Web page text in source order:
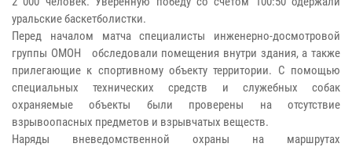
уральские баскетболистки.
Перед началом матча специалисты инженерно-досмотровой
группы ОМОН обследовали помещения внутри здания, а также
прилегающие к спортивному объекту территории. С помощью
специальных технических средств и служебных собак
охраняемые объекты были проверены на отсутствие
взрывоопасных предметов и взрывчатых веществ.
Наряды вневедомственной охраны на маршрутах